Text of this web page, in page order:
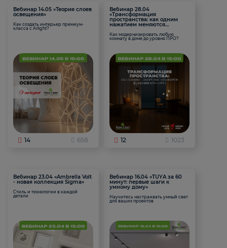
Вебинар 14.05 «Теория слоев
освещения»
Как создать интерьер премиум-
класса с Arlight?
14 658
Вебинар 28.04
«Трансформация
пространства: как одним
нажатием меняются
Как модернизировать любую
комнату в доме до уровня ПРО?
12 1023
Вебинар 23.04 «Ambrella Volt
- новая коллекция Sigma»
Стиль и технологии в каждой
детали
Вебинар 16.04 «TUYA за 60
минут: первые шаги к
умному дому»
Научитесь настраивать умный свет
для ваших проектов